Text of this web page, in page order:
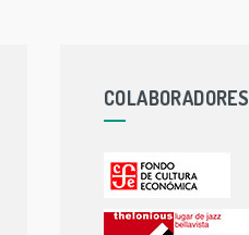
COLABORADORES